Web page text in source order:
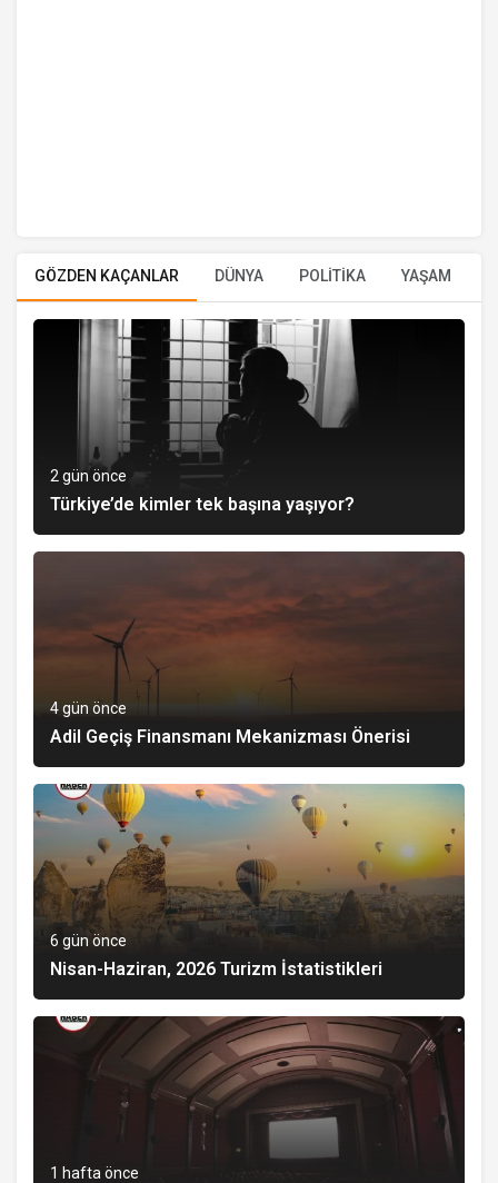
GÖZDEN KAÇANLAR DÜNYA POLİTİKA YAŞAM
2 gün önce
Türkiye’de kimler tek başına yaşıyor?
4 gün önce
Adil Geçiş Finansmanı Mekanizması Önerisi
6 gün önce
Nisan-Haziran, 2026 Turizm İstatistikleri
1 hafta önce